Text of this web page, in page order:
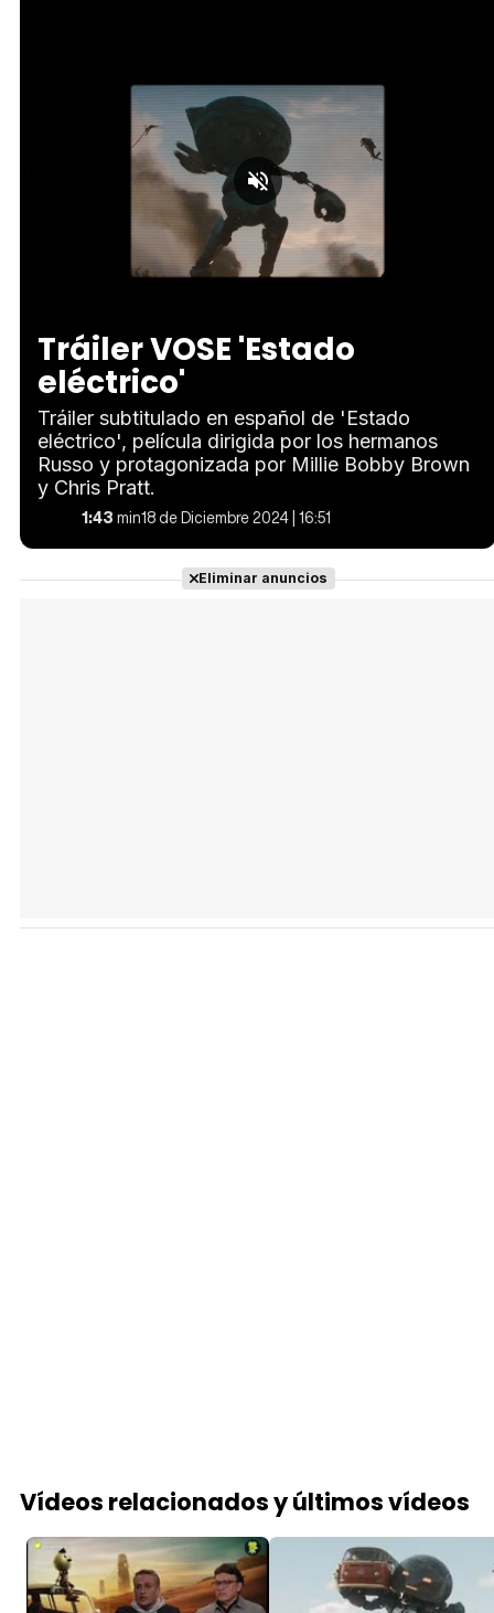
Tráiler VOSE 'Estado
eléctrico'
Tráiler subtitulado en español de 'Estado
eléctrico', película dirigida por los hermanos
Russo y protagonizada por Millie Bobby Brown
y Chris Pratt.
1:43min18 de Diciembre 2024 | 16:51
Eliminar anuncios
Vídeos relacionados y últimos vídeos